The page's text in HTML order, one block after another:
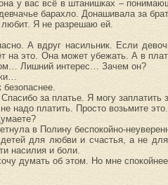
у вас всё в штанишках –
барахло. Донашивала за
Я не разрешаю ей.
А вдруг насильник. Если
на это. Она может убежать. А в
Лишний интерес… Зачем он?
за платье. Я могу заплатить
надо платить. Просто возьмите
в Полину беспокойно-
для любви и счастья, а не
насилия и боли.
думать об этом. Но мне